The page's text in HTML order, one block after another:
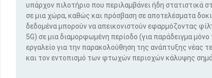
υπάρχον πιλοτήριο που περιλαμβάνει ήδη
σε μια χώρα, καθώς και πρόσβαση σε αποτελέσματα
δεδομένα μπορούν να απεικονιστούν εφαρμόζοντας
5G) σε μια διαμορφωμένη περίοδο (για παράδειγμα μόνο
εργαλείο για την παρακολούθηση της ανάπτυξης νέας
και τον εντοπισμό των φτωχών περιοχών κάλυψης